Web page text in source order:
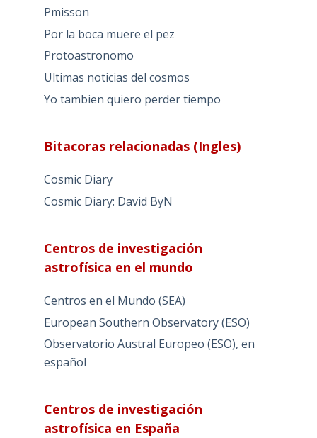
Pmisson
Por la boca muere el pez
Protoastronomo
Ultimas noticias del cosmos
Yo tambien quiero perder tiempo
Bitacoras relacionadas (Ingles)
Cosmic Diary
Cosmic Diary: David ByN
Centros de investigación
astrofísica en el mundo
Centros en el Mundo (SEA)
European Southern Observatory (ESO)
Observatorio Austral Europeo (ESO), en
español
Centros de investigación
astrofísica en España